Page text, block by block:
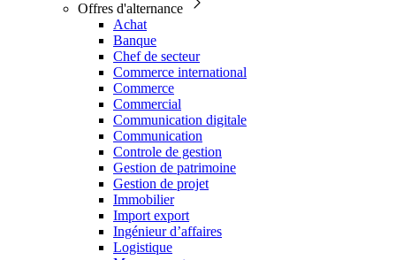
Offres d'alternance
Achat
Banque
Chef de secteur
Commerce international
Commerce
Commercial
Communication digitale
Communication
Controle de gestion
Gestion de patrimoine
Gestion de projet
Immobilier
Import export
Ingénieur d’affaires
Logistique